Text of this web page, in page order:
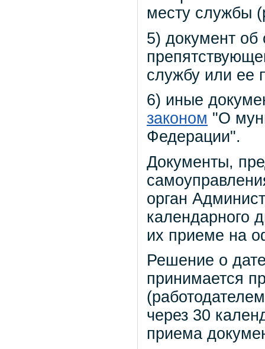
месту службы
5) документ об
службу или ее
6) иные
законом "О
Федерации".
Документы,
орган
календарного
их приеме на
Решение о
принимается
через 30
приема